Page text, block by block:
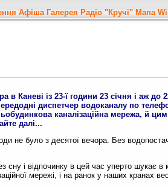
Афіша Галерея Радіо "Кручі" Мапа
Каневі із 23-ї години 23 січня і аж до
диспетчер водоканалу по
каналізаційна мережа, й
далі...
не було з десятої вечора. Без
сну і відпочинку в цей час уперто шукає в
мережі, і на ранок у наших кранах